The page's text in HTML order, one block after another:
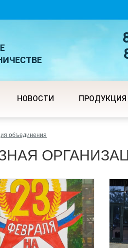
НОВОСТИ ПРОДУКЦИЯ
объединения